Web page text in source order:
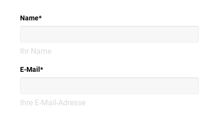
Name*
Ihr Name
E-Mail *
Ihre E-Mail-Adresse